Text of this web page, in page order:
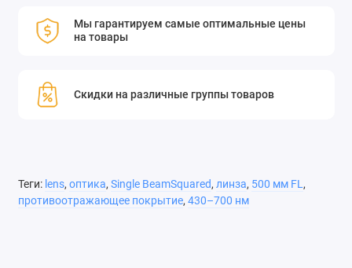
покрытие A/R для 430–700 нм.
Мы гарантируем самые оптимальные цены
на товары
Скидки на различные группы товаров
Теги: lens, оптика, Single BeamSquared, линза, 500 мм FL,
противоотражающее покрытие, 430–700 нм